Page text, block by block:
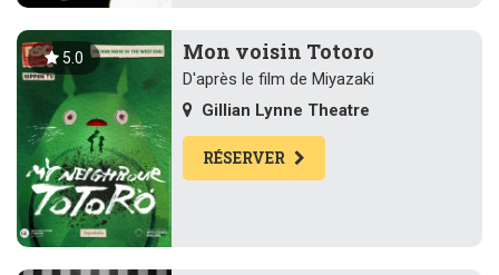
5.0 Mon voisin Totoro
D'après le film de Miyazaki
Gillian Lynne Theatre
RÉSERVER